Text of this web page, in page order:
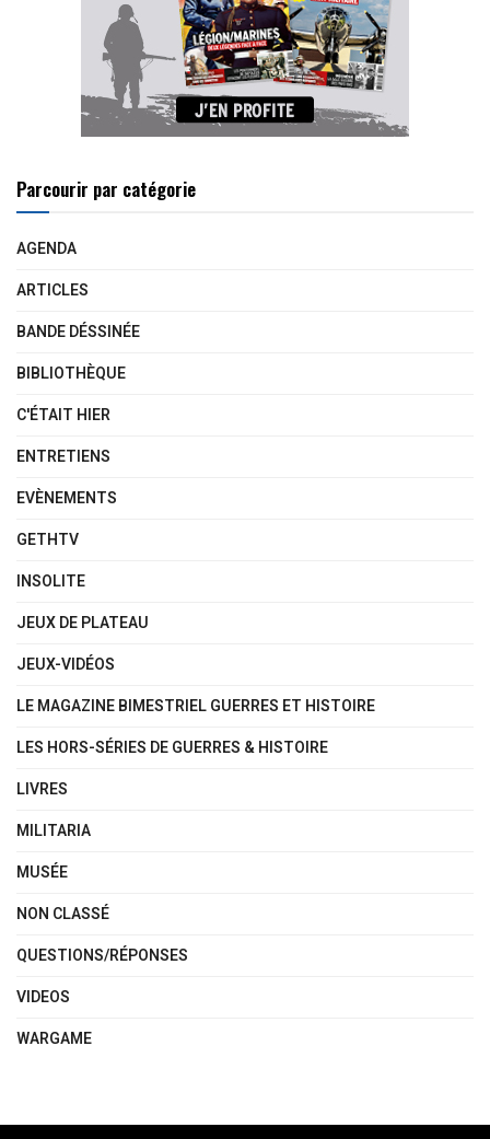
Parcourir par catégorie
AGENDA
ARTICLES
BANDE DÉSSINÉE
BIBLIOTHÈQUE
C'ÉTAIT HIER
ENTRETIENS
EVÈNEMENTS
GETHTV
INSOLITE
JEUX DE PLATEAU
JEUX-VIDÉOS
LE MAGAZINE BIMESTRIEL GUERRES ET HISTOIRE
LES HORS-SÉRIES DE GUERRES & HISTOIRE
LIVRES
MILITARIA
MUSÉE
NON CLASSÉ
QUESTIONS/RÉPONSES
VIDEOS
WARGAME